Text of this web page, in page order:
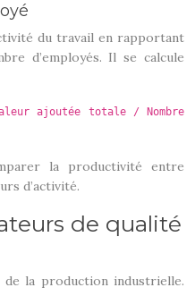
du travail en rapportant
d’employés. Il se calcule
ajoutée totale / Nombre
la productivité entre
d’activité.
de qualité
la production industrielle.